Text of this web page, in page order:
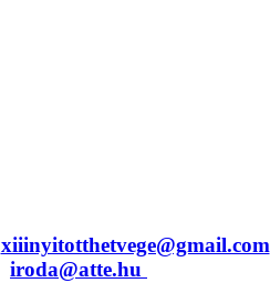
xiiinyitotthetvege@gmail.com
iroda@atte.hu